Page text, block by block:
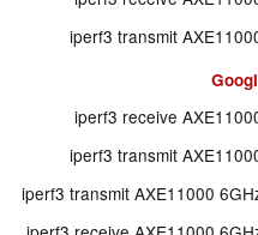
iperf3 transmit
iperf3 receive
iperf3 transmit
iperf3 transmit AXE11000